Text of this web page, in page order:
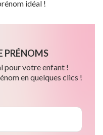
idéal !
PRÉNOMS
pour votre enfant !
en quelques clics !